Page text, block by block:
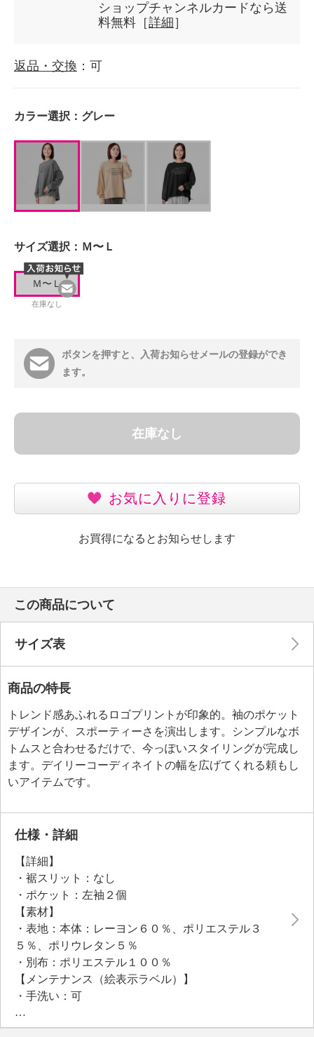
ショップチャンネルカードなら送
料無料［詳細 ］
返品・交換 ：可
カラー選択： グレー
サイズ選択： Ｍ〜Ｌ
Ｍ〜Ｌ
在庫なし
ボタンを押すと、入荷お知らせメールの登録ができ
ます。
在庫なし
お気に入りに登録
お買得になるとお知らせします
この商品について
サイズ表
商品の特長
トレンド感あふれるロゴプリントが印象的。袖のポケット
デザインが、スポーティーさを演出します。シンプルなボ
トムスと合わせるだけで、今っぽいスタイリングが完成し
ます。デイリーコーディネイトの幅を広げてくれる頼もし
いアイテムです。
仕様・詳細
【詳細】
・裾スリット：なし
・ポケット：左袖２個
【素材】
・表地：本体：レーヨン６０％、ポリエステル３
５％、ポリウレタン５％
・別布：ポリエステル１００％
【メンテナンス（絵表示ラベル）】
・手洗い：可
・漂白処理：塩素系・酸素系漂白不可
・タンブル乾燥：不可